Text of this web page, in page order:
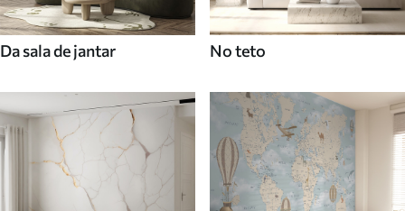
Da sala de jantar No teto